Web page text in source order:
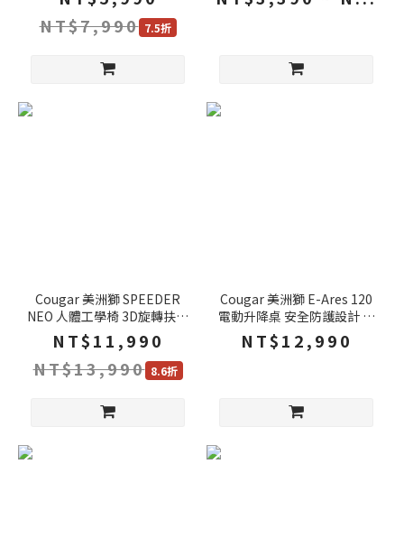
遊戲椅 賽車椅 椅子
NT$7,990 7.5折
殼 電腦機箱 主機殼 電腦主機
Cougar 美洲獅 SPEEDER
NEO 人體工學椅 3D旋轉扶手
隱藏式伸縮腳托 靜音腳輪 電
腦椅 辦公椅 賽車椅
NT$11,990
NT$13,990 8.6折
Cougar 美洲獅 E-Ares 120
電動升降桌 安全防護設計 隱
藏式理線槽 耳機掛架 升降桌
電競桌 辦公桌
NT$12,990